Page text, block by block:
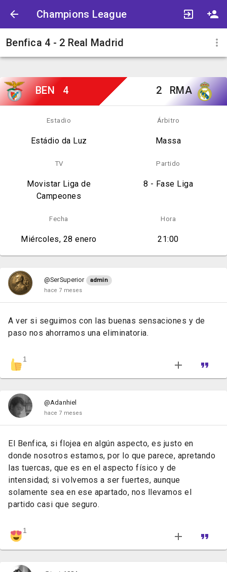
Champions League
Benfica 4 - 2 Real Madrid
BEN 4 2 RMA
Estadio
Estádio da Luz
Árbitro
Massa
TV
Movistar Liga de
Campeones
Partido
8 - Fase Liga
Fecha
Miércoles, 28 enero
Hora
21:00
@SerSuperior
admin
hace 7 meses
A ver si seguimos con las buenas sensaciones y de
paso nos ahorramos una eliminatoria.
1
@Adanhiel
hace 7 meses
El Benfica, si flojea en algún aspecto, es justo en
donde nosotros estamos, por lo que parece, apretando
las tuercas, que es en el aspecto físico y de
intensidad; si volvemos a ser fuertes, aunque
solamente sea en ese apartado, nos llevamos el
partido casi que seguro.
1